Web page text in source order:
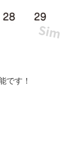
です！